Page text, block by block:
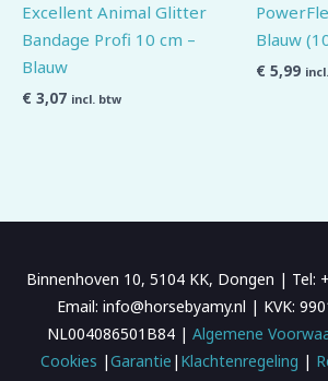
Excellent Animal Glitter
Bandage Profi 10 cm –
Blauw
€ 3,07 incl. btw
Blauw
€ 5,99
Binnenhoven 10, 5104 KK, Dongen | Tel:
Email: info@horsebyamy.nl | KVK:
NL004086501B84 | Algemene
Cookies |Garantie | Klachtenregeling |